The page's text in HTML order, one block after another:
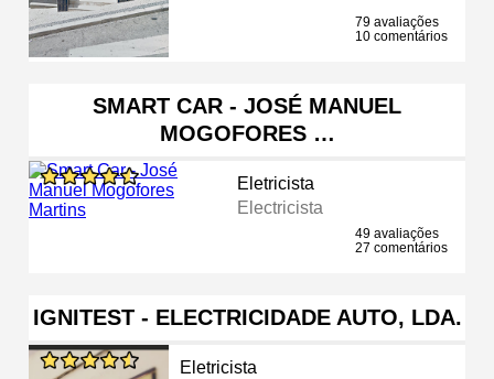
79 avaliações
10 comentários
SMART CAR - JOSÉ MANUEL
MOGOFORES …
Eletricista
Electricista
49 avaliações
27 comentários
IGNITEST - ELECTRICIDADE AUTO, LDA.
Eletricista